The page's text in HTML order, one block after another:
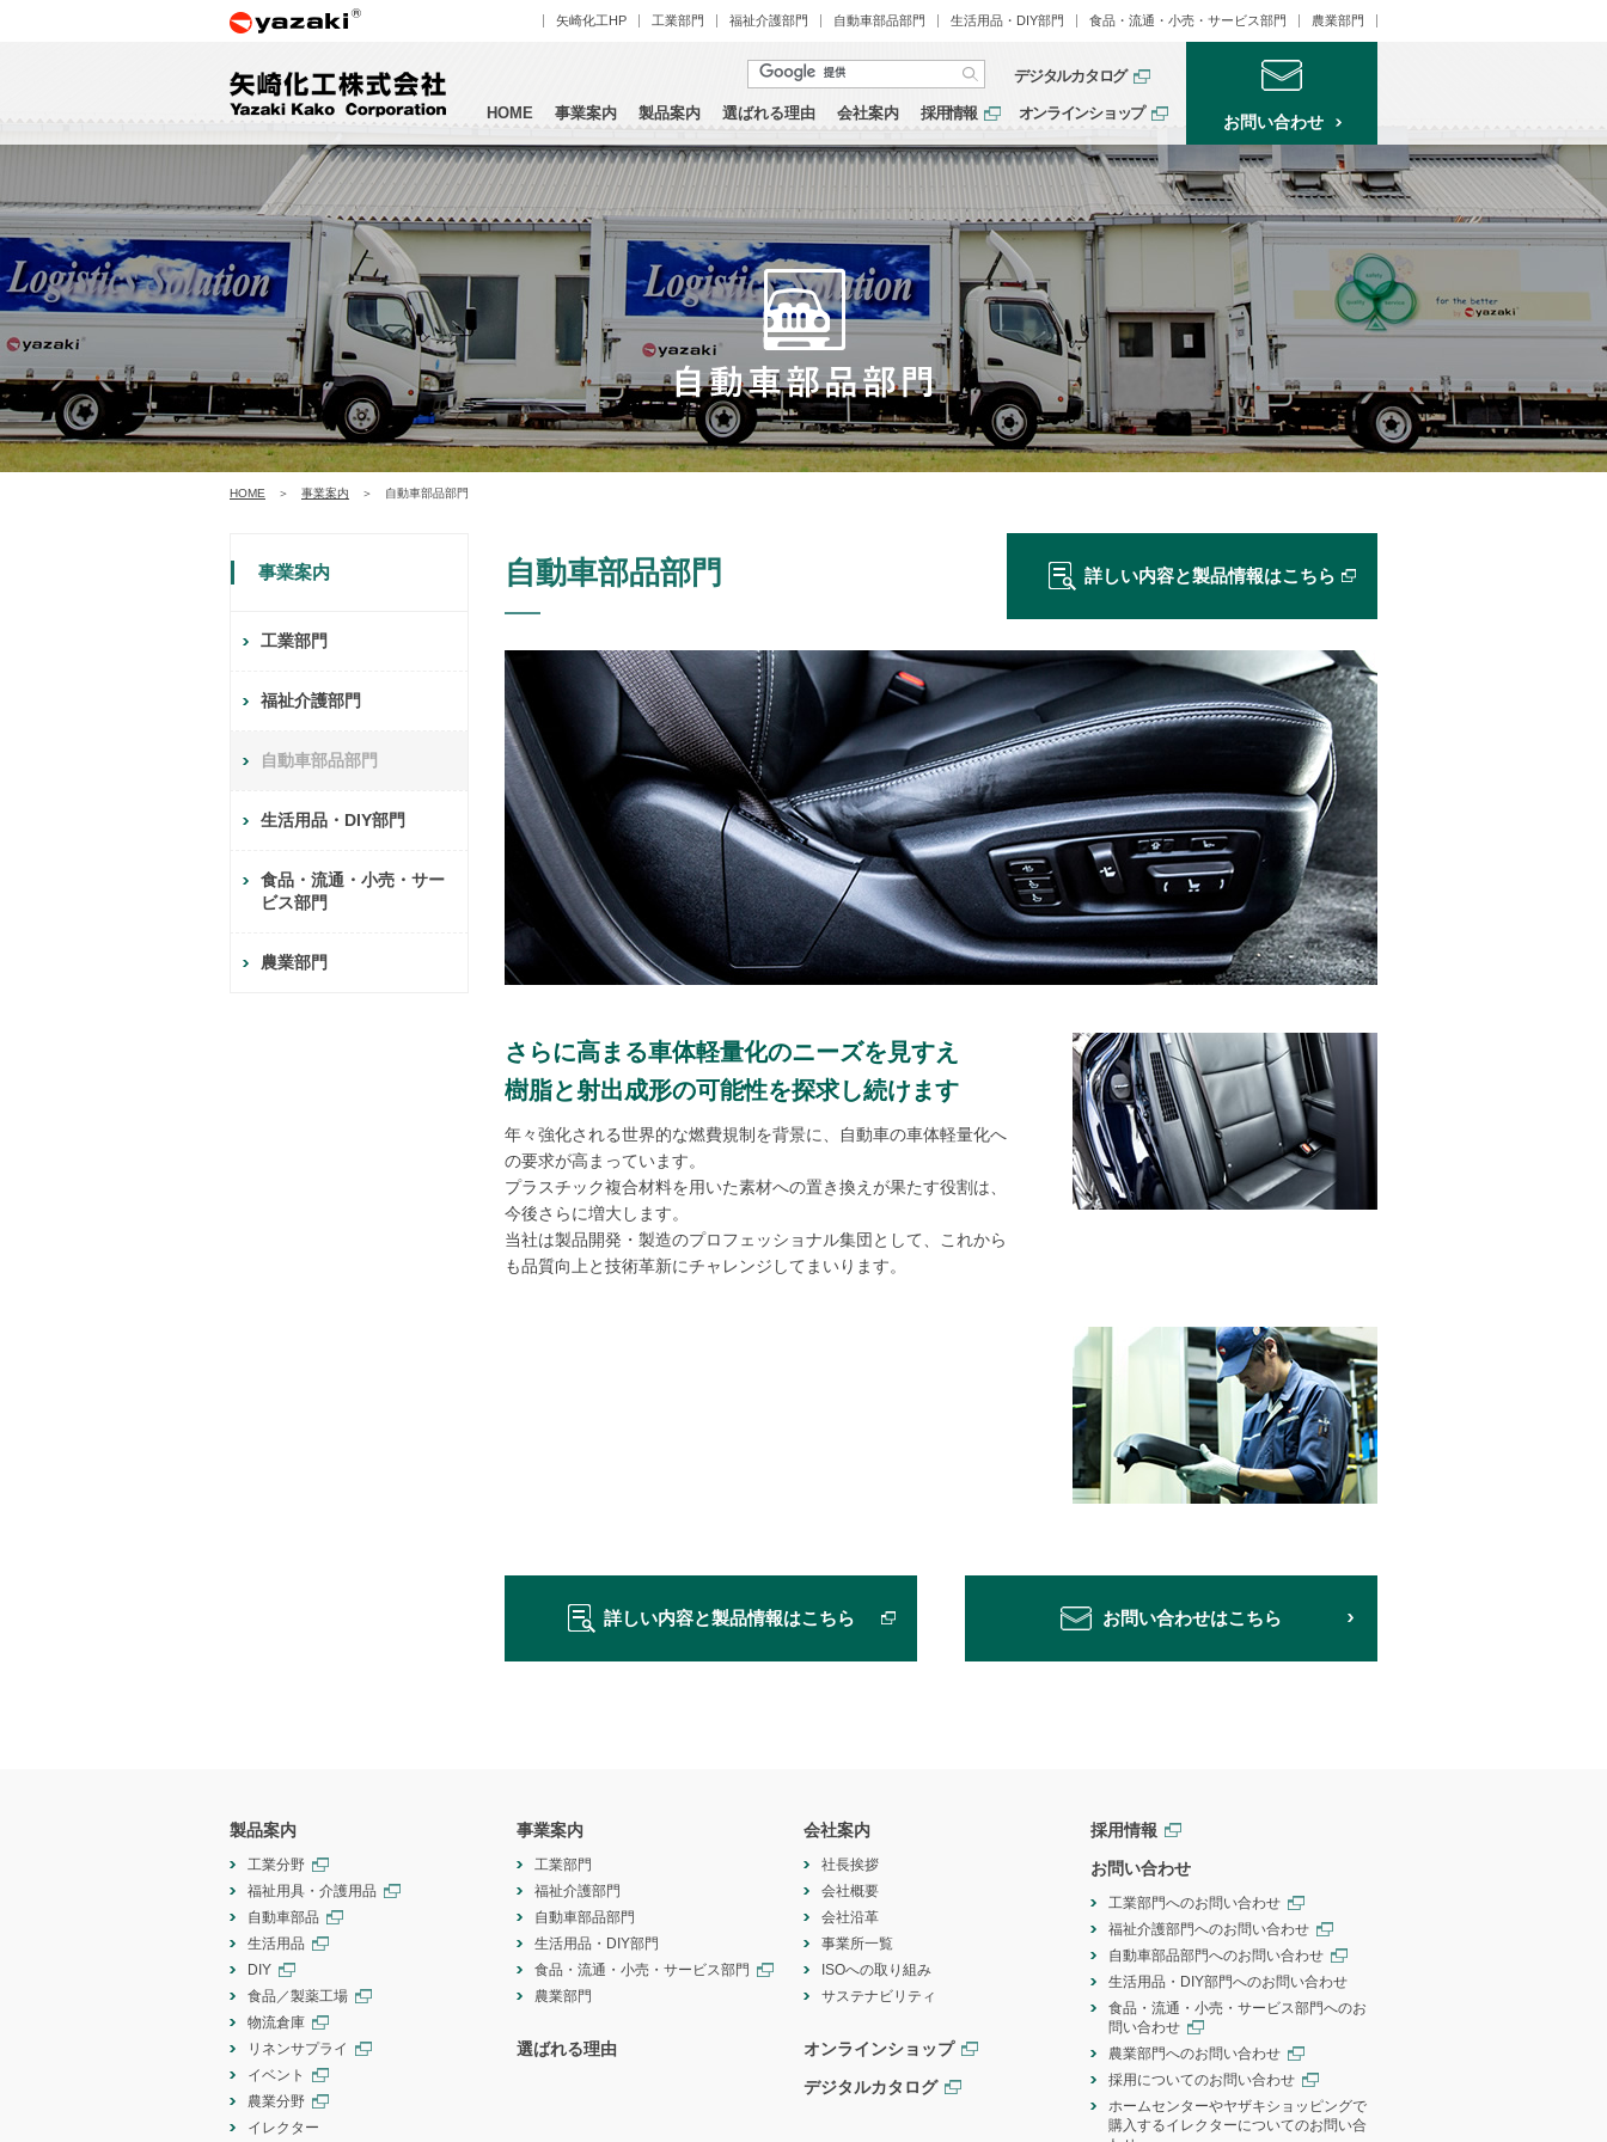
矢崎化工HP 工業部門 福祉介護部門 自動車部品部門 生活用品・DIY部門 食品・流通・小売・サービス部門 農業部門
デジタルカタログ
HOME 事業案内 製品案内 選ばれる理由 会社案内 採用情報 オンラインショップ お問い合わせ
HOME 事業案内 自動車部品部門
自動車部品部門 詳しい内容と製品情報はこちら
さらに高まる車体軽量化のニーズを見すえ
樹脂と射出成形の可能性を探求し続けます
年々強化される世界的な燃費規制を背景に、自動車の車体軽量化へ
の要求が高まっています。
プラスチック複合材料を用いた素材への置き換えが果たす役割は、
今後さらに増大します。
当社は製品開発・製造のプロフェッショナル集団として、これから
も品質向上と技術革新にチャレンジしてまいります。
詳しい内容と製品情報はこちら お問い合わせはこちら
事業案内
工業部門
福祉介護部門
自動車部品部門
生活用品・DIY部門
食品・流通・小売・サー
ビス部門
農業部門
製品案内
工業分野
福祉用具・介護用品
自動車部品
生活用品
DIY
食品／製薬工場
物流倉庫
リネンサプライ
イベント
農業分野
イレクター
事業案内
工業部門
福祉介護部門
自動車部品部門
生活用品・DIY部門
食品・流通・小売・サービス部門
農業部門
選ばれる理由
会社案内
社長挨拶
会社概要
会社沿革
事業所一覧
ISOへの取り組み
サステナビリティ
オンラインショップ
デジタルカタログ
採用情報
お問い合わせ
工業部門へのお問い合わせ
福祉介護部門へのお問い合わせ
自動車部品部門へのお問い合わせ
生活用品・DIY部門へのお問い合わせ
食品・流通・小売・サービス部門へのお
問い合わせ
農業部門へのお問い合わせ
採用についてのお問い合わせ
ホームセンターやヤザキショッピングで
購入するイレクターについてのお問い合